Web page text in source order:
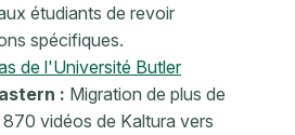
étudiants de revoir
spécifiques.
de l'Université Butler
: Migration de plus de
vidéos de Kaltura vers